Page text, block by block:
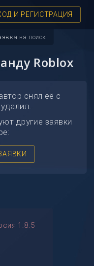
И РЕГИСТРАЦИЯ
на поиск
Roblox
снял её с
другие заявки
1.8.5